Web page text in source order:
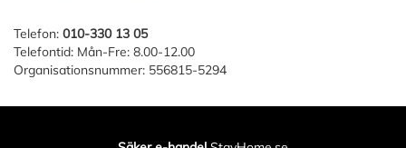
Telefon: 010-330 13 05
Telefontid: Mån-Fre: 8.00-12.00
Organisationsnummer: 556815-5294